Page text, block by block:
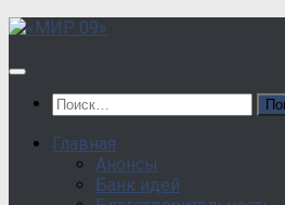
Перейти
содержанию
Найти:
Главная
Анонсы
Банк идей